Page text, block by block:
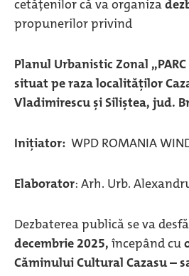
cetățenilor că va organiza
propunerilor privind
Planul Urbanistic Zonal ,,PARC
situat pe raza localităților
Vladimirescu și Siliștea, jud.
Inițiator: WPD ROMANIA
Elaborator: Arh. Urb.
Dezbaterea publică se va
decembrie 2025, începând cu
Căminului Cultural Cazasu –